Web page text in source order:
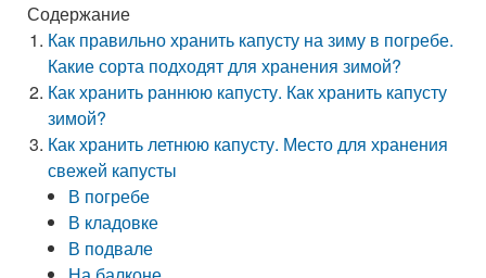
Содержание
Как правильно хранить капусту на зиму в погребе.
Какие сорта подходят для хранения зимой?
Как хранить раннюю капусту. Как хранить капусту
зимой?
Как хранить летнюю капусту. Место для хранения
свежей капусты
В погребе
В кладовке
В подвале